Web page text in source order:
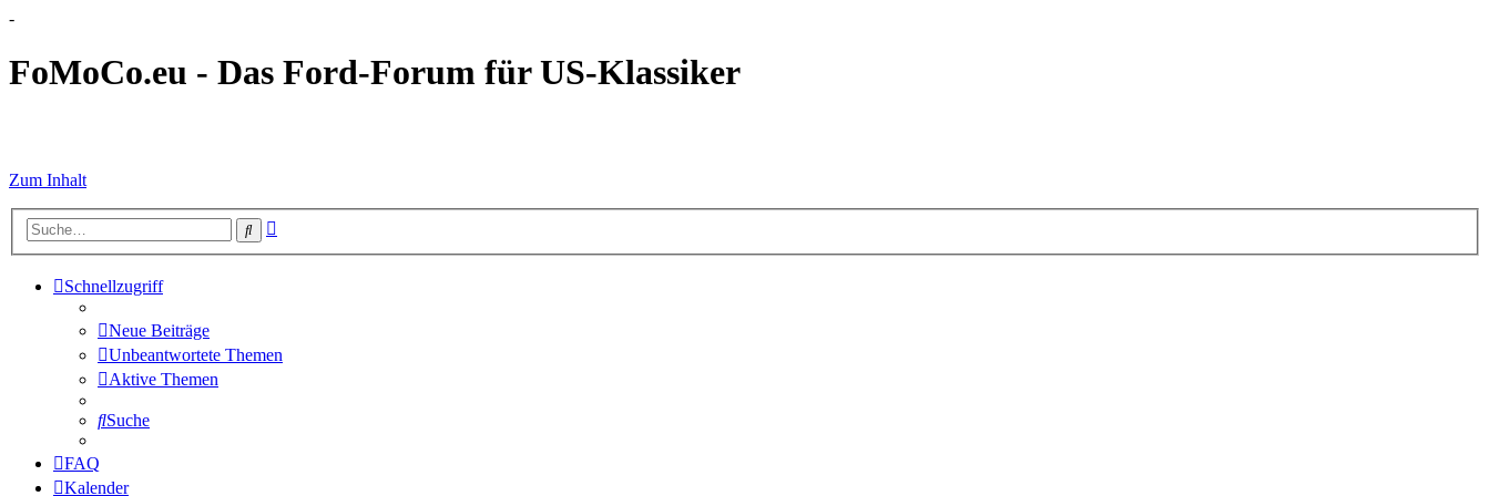
-
FoMoCo.eu - Das Ford-Forum für US-Klassiker
Zum Inhalt
Suche
Schnellzugriff
Neue Beiträge
Unbeantwortete Themen
Aktive Themen
Suche
FAQ
Kalender